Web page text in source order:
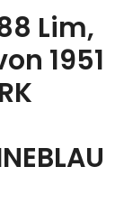
Lim,
1951